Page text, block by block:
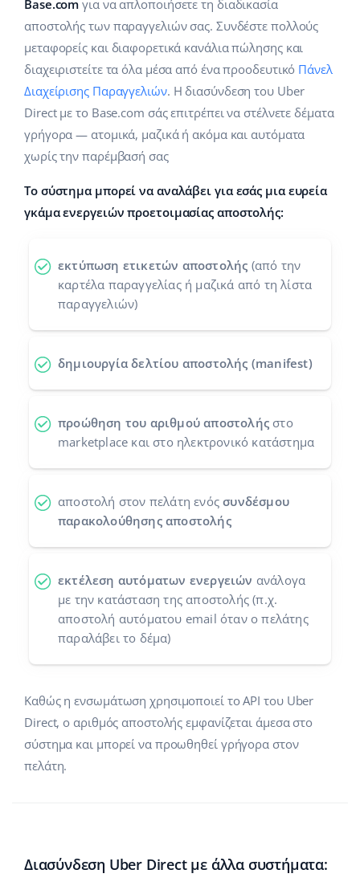
Διαχείριση αποστολών
Αυτοματοποίηση εγασιών
Base Connect
ΑΙ για e-commerce
Κλάδοι
Σπίτι & Κήπος
Παιδικά προϊόντα
Ηλεκτρονικά είδη
Ανταλλακτικά αυτοκινήτων
Σούπερμαρκετ
Μόδα
Βοήθεια
Base Academy
Base Blog
Υπηρεσίες
Έλεγχος λογαριασμού
Άλλα
Whitepaper
Επικοινωνία
english (US)
english (GB)
english (IN)
deutsch
Ελληνικά
español (MX)
Français
português (BR)
中文
Base.com για να απλοποιήσετε τη διαδικασία
αποστολής των παραγγελιών σας. Συνδέστε πολλούς
μεταφορείς και διαφορετικά κανάλια πώλησης και
διαχειριστείτε τα όλα μέσα από ένα προοδευτικό Πάνελ
Διαχείρισης Παραγγελιών. Η διασύνδεση του Uber
Direct με το Base.com σάς επιτρέπει να στέλνετε δέματα
γρήγορα — ατομικά, μαζικά ή ακόμα και αυτόματα
χωρίς την παρέμβασή σας
Το σύστημα μπορεί να αναλάβει για εσάς μια ευρεία
γκάμα ενεργειών προετοιμασίας αποστολής:
εκτύπωση ετικετών αποστολής (από την
καρτέλα παραγγελίας ή μαζικά από τη λίστα
παραγγελιών)
δημιουργία δελτίου αποστολής (manifest)
προώθηση του αριθμού αποστολής στο
marketplace και στο ηλεκτρονικό κατάστημα
αποστολή στον πελάτη ενόςσυνδέσμου
παρακολούθησης αποστολής
εκτέλεση αυτόματων ενεργειών ανάλογα
με την κατάσταση της αποστολής (π.χ.
αποστολή αυτόματου email όταν ο πελάτης
παραλάβει το δέμα)
Καθώς η ενσωμάτωση χρησιμοποιεί το API του Uber
Direct, ο αριθμός αποστολής εμφανίζεται άμεσα στο
σύστημα και μπορεί να προωθηθεί γρήγορα στον
πελάτη.
Διασύνδεση Uber Direct με άλλα συστήματα: